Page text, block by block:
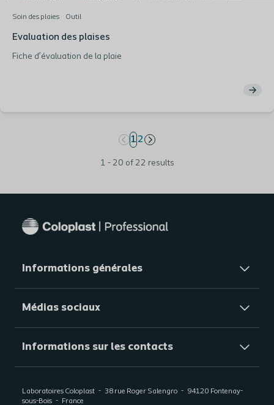
Soin des plaies Outil
Evaluation des plaises
Fiche d’évaluation de la plaie
page
1 page
2
1 - 20 of 22 results
Informations générales​
Médias sociaux
Informations sur les contacts
Laboratoires Coloplast 38 rue Roger Salengro 94120 Fontenay-
sous-Bois
France